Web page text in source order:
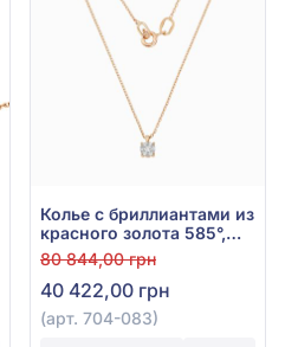
Колье с бриллиантами из
красного золота 585°,
бриллиант 0,08ct, арт.
704-083
80 844,00 грн
40 422,00 грн
(арт. 704-083)